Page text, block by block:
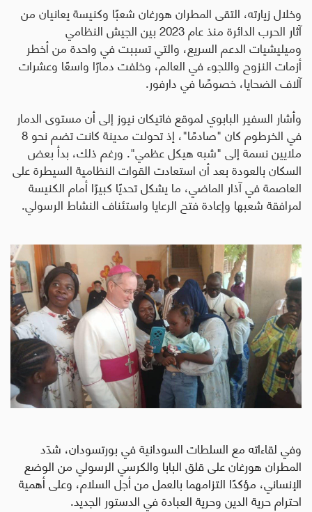
وخلال زيارته، التقى المطران هورغان شعبًا وكنيسة يعانيان من
آثار الحرب الدائرة منذ عام 2023 بين الجيش النظامي
وميليشيات الدعم السريع، والتي تسببت في واحدة من أخطر
أزمات النزوح واللجوء في العالم، وخلفت دمارًا واسعًا وعشرات
آلاف الضحايا، خصوصًا في دارفور.
وأشار السفير البابوي لموقع فاتيكان نيوز إلى أن مستوى الدمار
في الخرطوم كان "صادمًا"، إذ تحولت مدينة كانت تضم نحو 8
ملايين نسمة إلى "شبه هيكل عظمي". ورغم ذلك، بدأ بعض
السكان بالعودة بعد أن استعادت القوات النظامية السيطرة على
العاصمة في آذار الماضي، ما يشكل تحديًا كبيرًا أمام الكنيسة
لمرافقة شعبها وإعادة فتح الرعايا واستئناف النشاط الرسولي.
وفي لقاءاته مع السلطات السودانية في بورتسودان، شدّد
المطران هورغان على قلق البابا والكرسي الرسولي من الوضع
الإنساني، مؤكدًا التزامهما بالعمل من أجل السلام، وعلى أهمية
احترام حرية الدين وحرية العبادة في الدستور الجديد.